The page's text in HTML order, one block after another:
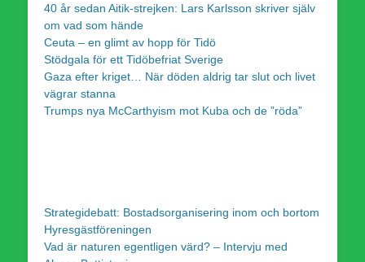
40 år sedan Aitik-strejken: Lars Karlsson skriver själv
om vad som hände
Ceuta – en glimt av hopp för Tidö
Stödgala för ett Tidöbefriat Sverige
Gaza efter kriget… När döden aldrig tar slut och livet
vägrar stanna
Trumps nya McCarthyism mot Kuba och de ”röda”
Strategidebatt: Bostadsorganisering inom och bortom
Hyresgästföreningen
Vad är naturen egentligen värd? – Intervju med